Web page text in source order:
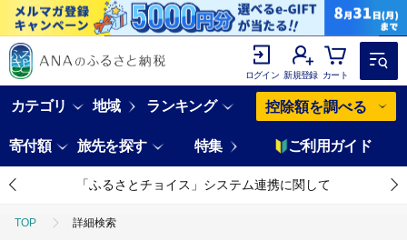
ログイン 新規登録 カート
カテゴリ 地域 ランキング 控除額を調べる
寄付額 旅先を探す 特集 ご利用ガイド
「ふるさとチョイス」システム連携に関して
TOP 詳細検索